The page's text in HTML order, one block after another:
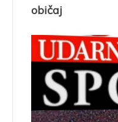
običaj